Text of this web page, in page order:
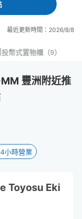
最近更新時間：2026/8/8
投幣式置物櫃 （9）
豐洲附近推
小時營業
Toyosu Eki